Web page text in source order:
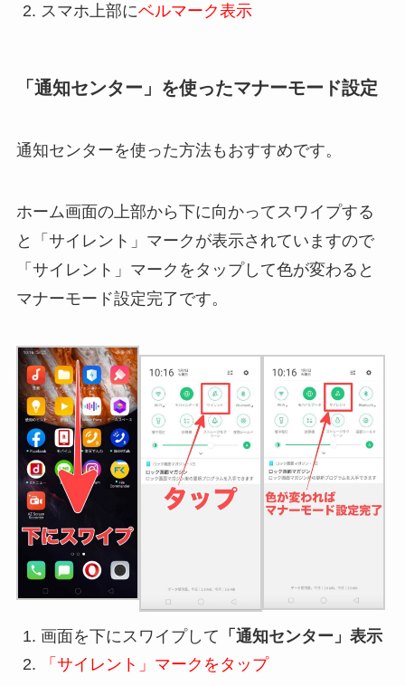
スマホ上部にベルマーク表示
「通知センター」を使ったマナーモード設定
通知センターを使った方法もおすすめです。
ホーム画面の上部から下に向かってスワイプする
と「サイレント」マークが表示されていますので
「サイレント」マークをタップして色が変わると
マナーモード設定完了です。
画面を下にスワイプして 「通知センター」表示
「サイレント」マークをタップ